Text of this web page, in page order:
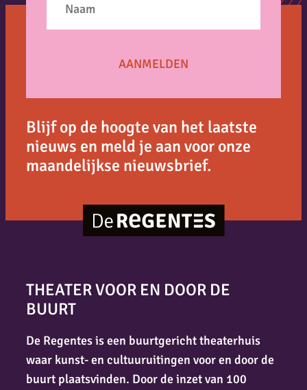
Blijf op de hoogte van het laatste
nieuws en meld je aan voor onze
maandelijkse nieuwsbrief.
THEATER VOOR EN DOOR DE
BUURT
De Regentes is een buurtgericht theaterhuis
waar kunst- en cultuuruitingen voor en door de
buurt plaatsvinden. Door de inzet van 100